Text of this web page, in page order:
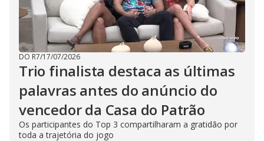
DO R7/17/07/2026
Trio finalista destaca as últimas
palavras antes do anúncio do
vencedor da Casa do Patrão
Os participantes do Top 3 compartilharam a gratidão por
toda a trajetória do jogo